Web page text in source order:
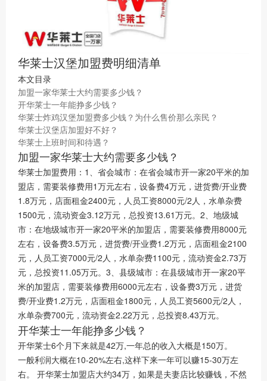
华莱士汉堡加盟费明细清单
本文目录
加盟一家华莱士大约需要多少钱？
开华莱士一年能挣多少钱？
华莱士炸鸡汉堡加盟费多少钱？为什么售价那么亲民？
华莱士汉堡店加盟好不好？
华莱士上班时间和待遇？
加盟一家华莱士大约需要多少钱？
华莱士加盟费用：1、省会城市：在省会城市开一家20平米的加
盟店，需要装修费用1万元左右，设备费4万元，进货费/开业费
1.8万元，店面租金2400元，人员工资8000元/2人，水单杂费
1500元，流动资金3.12万元，总投资13.61万元。2、地级城
市：在地级城市开一家20平米的加盟店，需要装修费用8000元
左右，设备费3.5万元，进货费/开业费1.2万元，店面租金2100
元，人员工资7000元/2人，水单杂费1100元，流动资金2.73万
元，总投资11.05万元。3、县级城市：在县级城市开一家20平
米的加盟店，需要装修费用6000元左右，设备费3万元，进货
费/开业费1.2万元，店面租金1800元，人员工资5600元/2人，
水单杂费700元，流动资金2.22万元，总投资8.43万元。
开华莱士一年能挣多少钱？
开华莱士6个月下来就是42万,一年总的收入大概是150万。
一般利润大概在10-20%左右,这样下来一年可以赚15-30万左
右。 开华莱士加盟店大约34万，如果是夫妻店比较赚钱，不然